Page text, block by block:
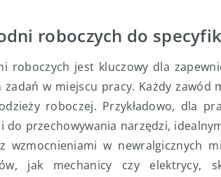
roboczych do
roboczych jest kluczowy dla
w miejscu pracy. Każdy zawód
roboczej. Przykładowo, dla
do przechowywania narzędzi,
wzmocnieniami w newralgicznych
jak mechanicy czy elektrycy,